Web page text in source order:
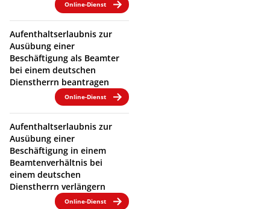
Online-Dienst
Aufenthaltserlaubnis zur
Ausübung einer
Beschäftigung als Beamter
bei einem deutschen
Dienstherrn beantragen
Online-Dienst
Aufenthaltserlaubnis zur
Ausübung einer
Beschäftigung in einem
Beamtenverhältnis bei
einem deutschen
Dienstherrn verlängern
Online-Dienst